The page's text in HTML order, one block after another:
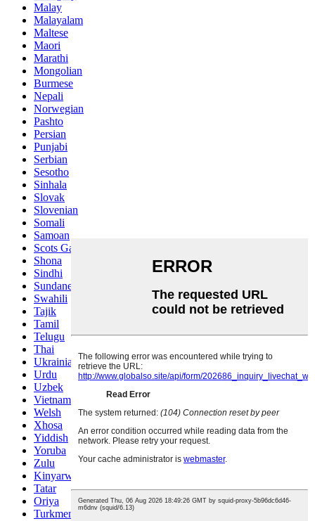
Malay
Malayalam
Maltese
Maori
Marathi
Mongolian
Burmese
Nepali
Norwegian
Pashto
Persian
Punjabi
Serbian
Sesotho
Sinhala
Slovak
Slovenian
Somali
Samoan
Scots Gaelic
Shona
Sindhi
Sundanese
Swahili
Tajik
Tamil
Telugu
Thai
Ukrainian
Urdu
Uzbek
Vietnamese
Welsh
Xhosa
Yiddish
Yoruba
Zulu
Kinyarwanda
Tatar
Oriya
Turkmen